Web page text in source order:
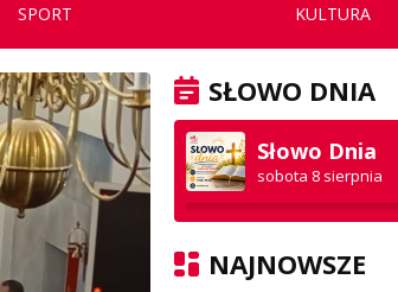
SPORT KULTURA
SŁOWO DNIA
Słowo Dnia
sobota 8 sierpnia
NAJNOWSZE